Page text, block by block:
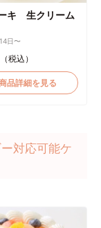
キ 生クリーム
日〜
（税込）
詳細を見る
対応可能ケ